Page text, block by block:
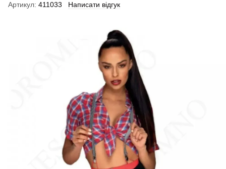
Артикул: 411033 Написати відгук